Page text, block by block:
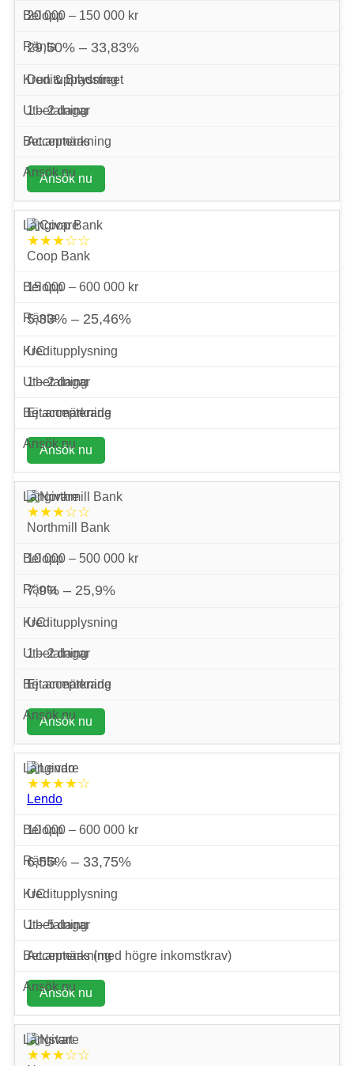
20 000 – 150 000 kr
29,50% – 33,83%
Dun & Bradstreet
1 – 2 dagar
Accepteras
Ansök nu
★★★☆☆
Coop Bank
15 000 – 600 000 kr
5,33% – 25,46%
UC
1 – 2 dagar
Ej accepterade
Ansök nu
★★★☆☆
Northmill Bank
10 000 – 500 000 kr
7,9% – 25,9%
UC
1 – 2 dagar
Ej accepterade
Ansök nu
★★★★☆
Lendo
10 000 – 600 000 kr
6,55% – 33,75%
UC
1 – 5 dagar
Accepteras (med högre inkomstkrav)
Ansök nu
★★★☆☆